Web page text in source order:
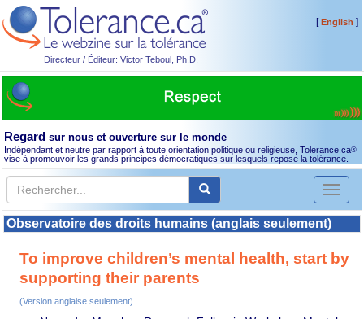
Directeur / Éditeur: Victor Teboul, Ph.D.
[English ]
Regard sur nous et ouverture sur le monde
Indépendant et neutre par rapport à toute orientation politique ou religieuse, Tolerance.ca®
vise à promouvoir les grands principes démocratiques sur lesquels repose la tolérance.
Toggle
Observatoire des droits humains (anglais seulement)
To improve children’s mental health, start by
supporting their parents
(Version anglaise seulement)